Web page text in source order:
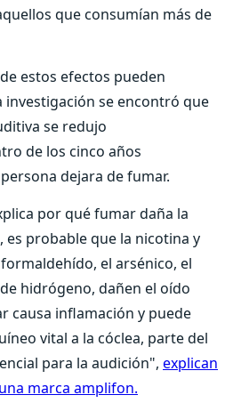
que consumían más de
estos efectos pueden
investigación se encontró que
se redujo
de los cinco años
dejara de fumar.
por qué fumar daña la
es probable que la nicotina y
el arsénico, el
hidrógeno, dañen el oído
causa inflamación y puede
vital a la cóclea, parte del
para la audición", explican
marca amplifon.